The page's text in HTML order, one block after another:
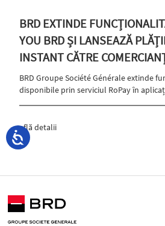
BRD EXTINDE
YOU BRD ȘI LANSEAZĂ
INSTANT CĂTRE
BRD Groupe Société Générale extinde
disponibile prin serviciul RoPay în
află detalii